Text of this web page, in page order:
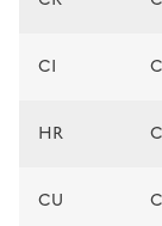
CI
HR
CU